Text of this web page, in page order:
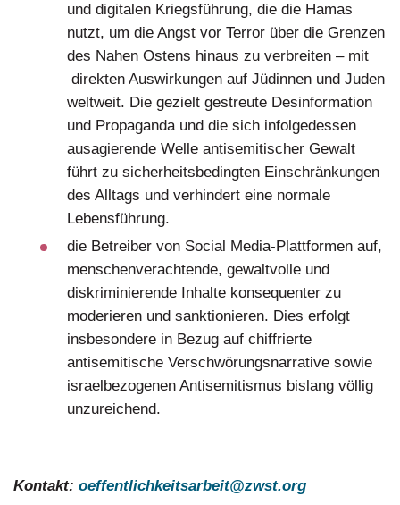
und digitalen Kriegsführung, die die Hamas
nutzt, um die Angst vor Terror über die Grenzen
des Nahen Ostens hinaus zu verbreiten – mit
direkten Auswirkungen auf Jüdinnen und Juden
weltweit. Die gezielt gestreute Desinformation
und Propaganda und die sich infolgedessen
ausagierende Welle antisemitischer Gewalt
führt zu sicherheitsbedingten Einschränkungen
des Alltags und verhindert eine normale
Lebensführung.
die Betreiber von Social Media-Plattformen auf,
menschenverachtende, gewaltvolle und
diskriminierende Inhalte konsequenter zu
moderieren und sanktionieren. Dies erfolgt
insbesondere in Bezug auf chiffrierte
antisemitische Verschwörungsnarrative sowie
israelbezogenen Antisemitismus bislang völlig
unzureichend.
Kontakt: oeffentlichkeitsarbeit@zwst.org